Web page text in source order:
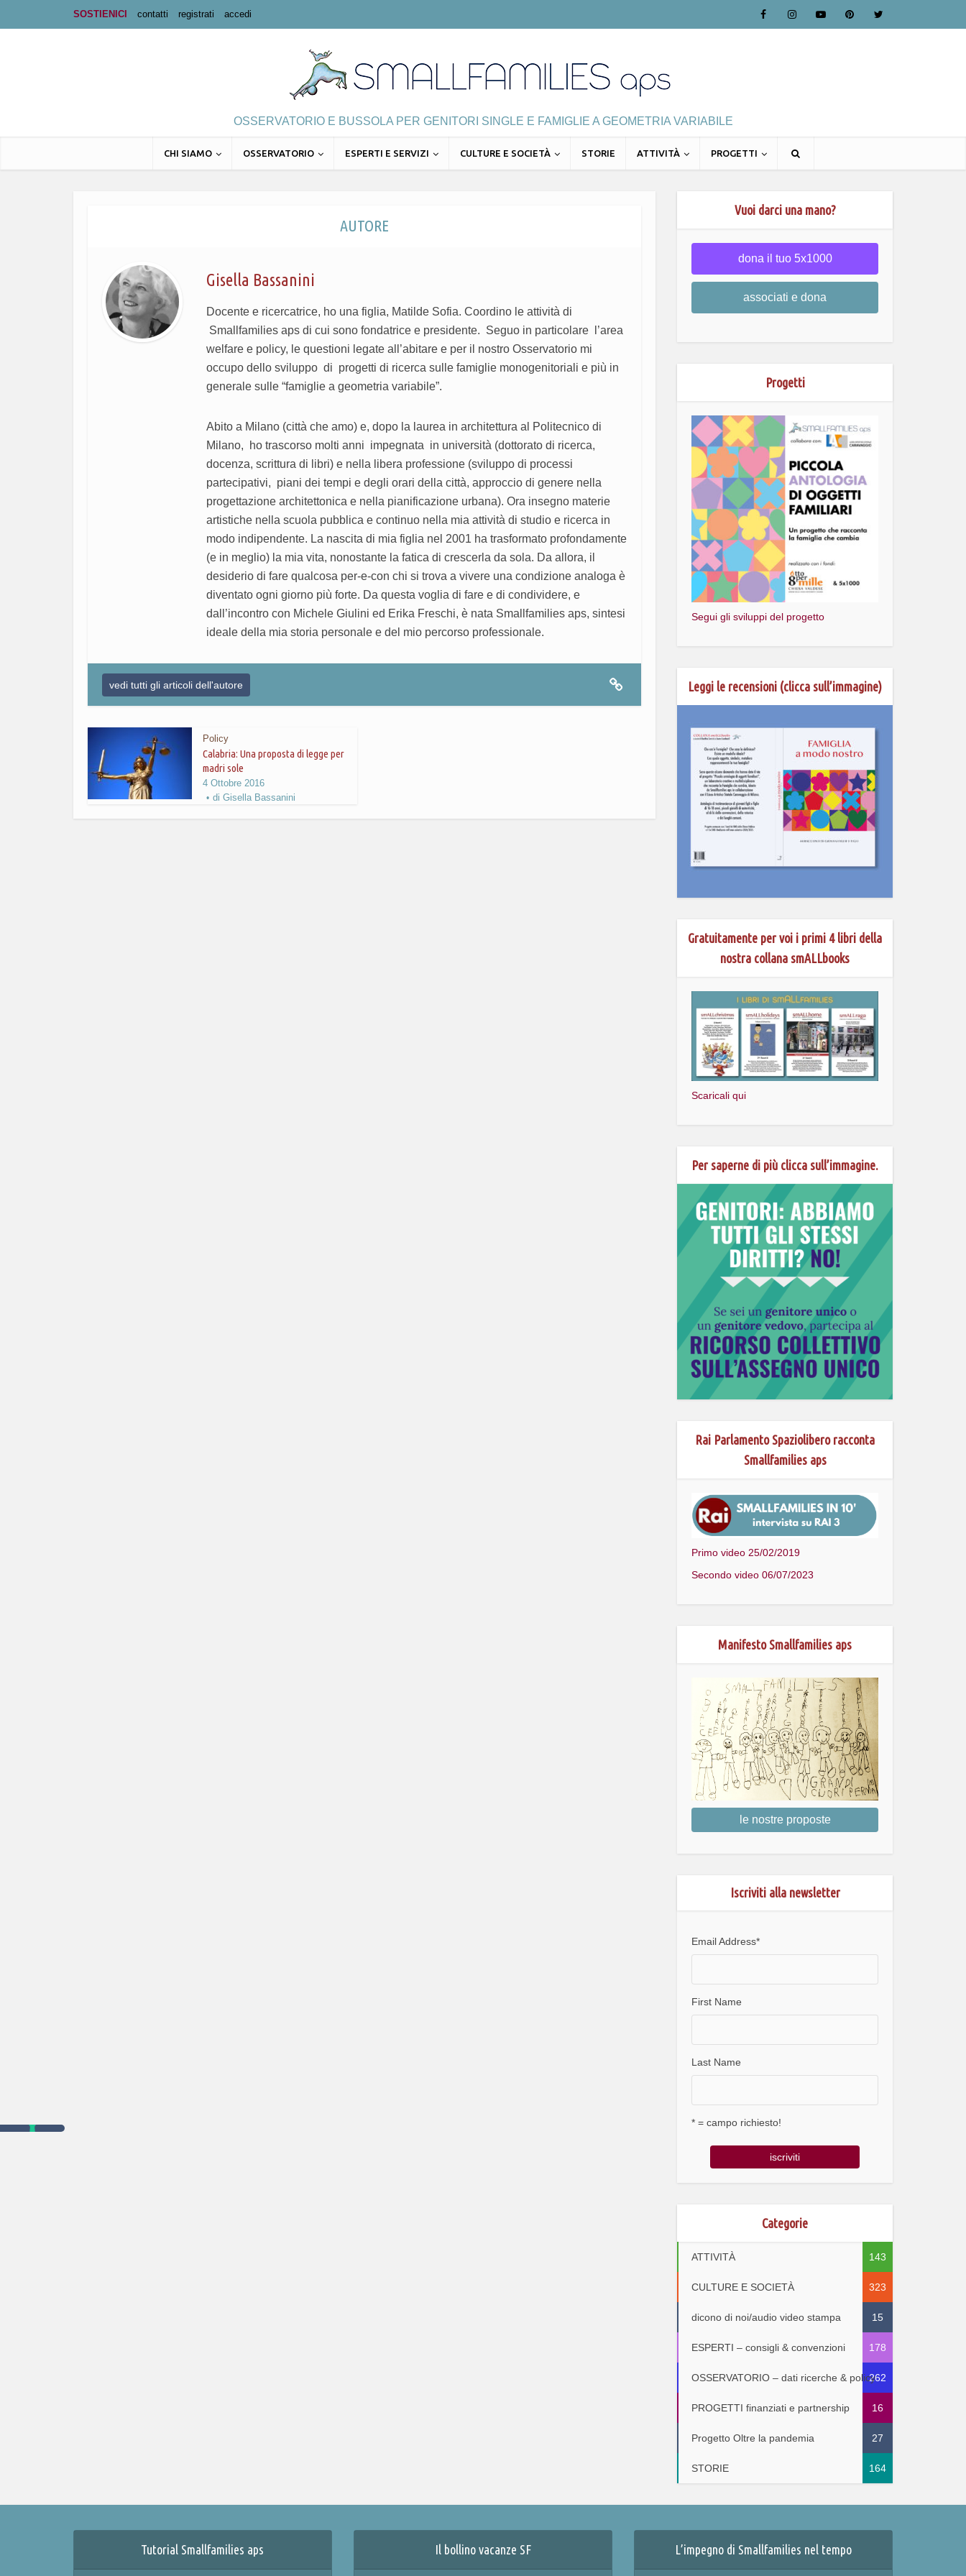
SOSTIENICI contatti registrati accedi
OSSERVATORIO E BUSSOLA PER GENITORI SINGLE E FAMIGLIE A GEOMETRIA VARIABILE
CHI SIAMO OSSERVATORIO ESPERTI E SERVIZI CULTURE E SOCIETÀ STORIE ATTIVITÀ PROGETTI
AUTORE
Gisella Bassanini
Docente e ricercatrice, ho una figlia, Matilde Sofia. Coordino le attività di
Smallfamilies aps di cui sono fondatrice e presidente. Seguo in particolare l’area
welfare e policy, le questioni legate all’abitare e per il nostro Osservatorio mi
occupo dello sviluppo di progetti di ricerca sulle famiglie monogenitoriali e più in
generale sulle “famiglie a geometria variabile”.
Abito a Milano (città che amo) e, dopo la laurea in architettura al Politecnico di
Milano, ho trascorso molti anni impegnata in università (dottorato di ricerca,
docenza, scrittura di libri) e nella libera professione (sviluppo di processi
partecipativi, piani dei tempi e degli orari della città, approccio di genere nella
progettazione architettonica e nella pianificazione urbana). Ora insegno materie
artistiche nella scuola pubblica e continuo nella mia attività di studio e ricerca in
modo indipendente. La nascita di mia figlia nel 2001 ha trasformato profondamente
(e in meglio) la mia vita, nonostante la fatica di crescerla da sola. Da allora, il
desiderio di fare qualcosa per-e-con chi si trova a vivere una condizione analoga è
diventato ogni giorno più forte. Da questa voglia di fare e di condividere, e
dall’incontro con Michele Giulini ed Erika Freschi, è nata Smallfamilies aps, sintesi
ideale della mia storia personale e del mio percorso professionale.
vedi tutti gli articoli dell'autore
Policy
Calabria: Una proposta di legge per
madri sole
4 Ottobre 2016
di Gisella Bassanini
Vuoi darci una mano?
dona il tuo 5x1000
associati e dona
Progetti
Segui gli sviluppi del progetto
Leggi le recensioni (clicca sull’immagine)
Gratuitamente per voi i primi 4 libri della
nostra collana smALLbooks
Scaricali qui
Per saperne di più clicca sull’immagine.
Rai Parlamento Spaziolibero racconta
Smallfamilies aps
Primo video 25/02/2019
Secondo video 06/07/2023
Manifesto Smallfamilies aps
le nostre proposte
Iscriviti alla newsletter
Email Address*
First Name
Last Name
* = campo richiesto!
Categorie
ATTIVITÀ 143
CULTURE E SOCIETÀ 323
dicono di noi/audio video stampa 15
ESPERTI – consigli & convenzioni 178
OSSERVATORIO – dati ricerche & policy262
PROGETTI finanziati e partnership 16
Progetto Oltre la pandemia 27
STORIE 164
Tutorial Smallfamilies aps Il bollino vacanze SF L’impegno di Smallfamilies nel tempo